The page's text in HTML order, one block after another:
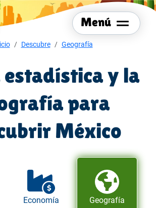
Menú
Descubre Geografía
estadística y la
para
México
Economía Geografía